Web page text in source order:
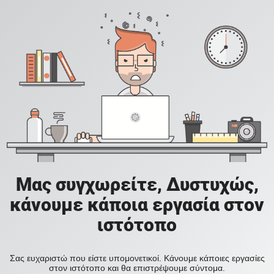
Μας συγχωρείτε, Δυστυχώς,
κάνουμε κάποια εργασία στον
ιστότοπο
Σας ευχαριστώ που είστε υπομονετικοί. Κάνουμε κάποιες εργασίες
στον ιστότοπο και θα επιστρέψουμε σύντομα.